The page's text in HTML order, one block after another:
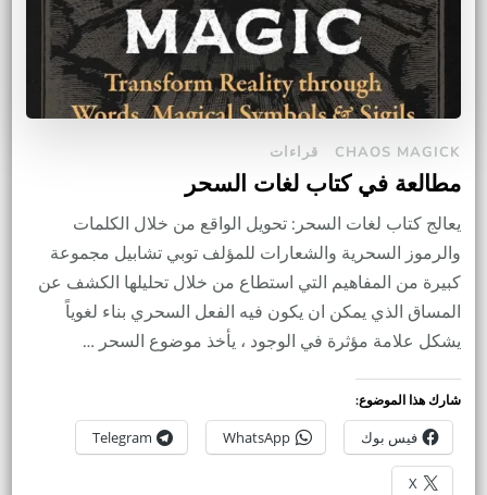
CHAOS MAGICK قراءات
مطالعة في كتاب لغات السحر
يعالج كتاب لغات السحر: تحويل الواقع من خلال الكلمات
والرموز السحرية والشعارات للمؤلف توبي تشابيل مجموعة
كبيرة من المفاهيم التي استطاع من خلال تحليلها الكشف عن
المساق الذي يمكن ان يكون فيه الفعل السحري بناء لغوياً
يشكل علامة مؤثرة في الوجود ، يأخذ موضوع السحر …
شارك هذا الموضوع:
فيس بوك WhatsApp
Telegram
X